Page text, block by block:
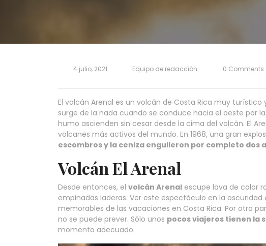
4 julio, 2021 Equipo de redacción 0 Comments
El volcán Arenal es un volcán de Costa Rica muy
surge de la nada cuando se conduce hacia el oeste por
humo ascienden sin cesar desde la cima del volcán. El
volcanes más activos del mundo. En 1968, una gran
escombros y la ceniza engulleron por completo dos
Volcán El Arenal
Desde entonces, el volcán Arenal escupe lava de color
empinadas laderas. Ver este espectáculo en la
memorables de las vacaciones en Costa Rica. Por otra
no se puede prever. Sólo unos pocos viajeros tienen la
momento adecuado.